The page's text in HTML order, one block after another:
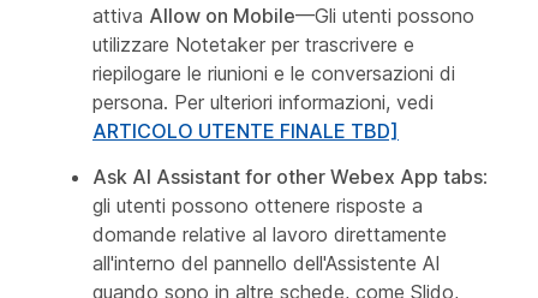
attiva Allow on Mobile—Gli utenti possono
utilizzare Notetaker per trascrivere e
riepilogare le riunioni e le conversazioni di
persona. Per ulteriori informazioni, vedi
ARTICOLO UTENTE FINALE TBD]
Ask AI Assistant for other Webex App tabs:
gli utenti possono ottenere risposte a
domande relative al lavoro direttamente
all'interno del pannello dell'Assistente AI
quando sono in altre schede, come Slido,